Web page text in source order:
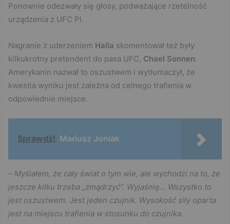
Ponownie odezwały się głosy, podważające rzetelność
urządzenia z UFC PI.
Nagranie z uderzeniem Halla skomentował też były
kilkukrotny pretendent do pasa UFC, Chael Sonnen.
Amerykanin nazwał to oszustwem i wytłumaczył, że
kwestia wyniku jest zależna od celnego trafienia w
odpowiednie miejsce.
Sprawdź! Mariusz Joniak
– Myślałem, że cały świat o tym wie, ale wychodzi na to, że
jeszcze kilku trzeba „zmądrzyć”. Wyjaśnię… Wszystko to
jest oszustwem. Jest jeden czujnik. Wysokość siły oparta
jest na miejscu trafienia w stosunku do czujnika.